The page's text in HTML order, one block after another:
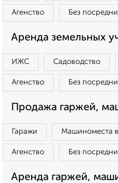
Агенство Без
Аренда земельных
ИЖС Садоводство
Агенство Без
Продажа гаржей,
Гаражи Машиноместа
Агенство Без
Аренда гаржей,